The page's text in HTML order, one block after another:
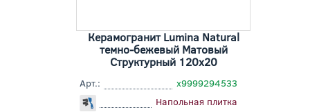
Керамогранит Lumina Natural
темно-бежевый Матовый
Структурный 120x20
Арт.:
х9999294533
Напольная плитка